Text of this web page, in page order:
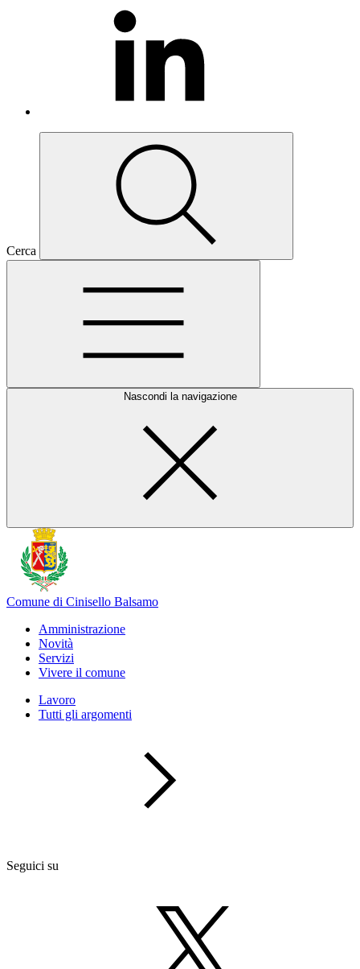
Cerca
Nascondi la navigazione
Comune di Cinisello Balsamo
Amministrazione
Novità
Servizi
Vivere il comune
Lavoro
Tutti gli argomenti
Seguici su